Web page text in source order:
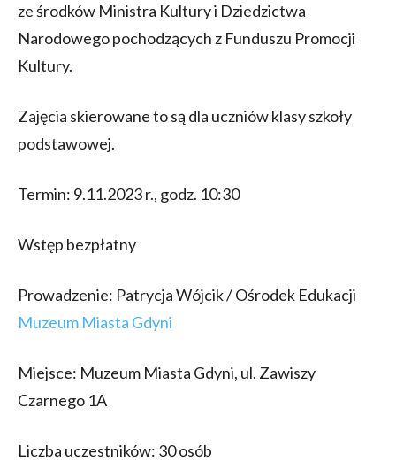
ze środków Ministra Kultury i Dziedzictwa
Narodowego pochodzących z Funduszu Promocji
Kultury.
Zajęcia skierowane to są dla uczniów klasy szkoły
podstawowej.
Termin: 9.11.2023 r., godz. 10:30
Wstęp bezpłatny
Prowadzenie: Patrycja Wójcik / Ośrodek Edukacji
Muzeum Miasta Gdyni
Miejsce: Muzeum Miasta Gdyni, ul. Zawiszy
Czarnego 1A
Liczba uczestników: 30 osób